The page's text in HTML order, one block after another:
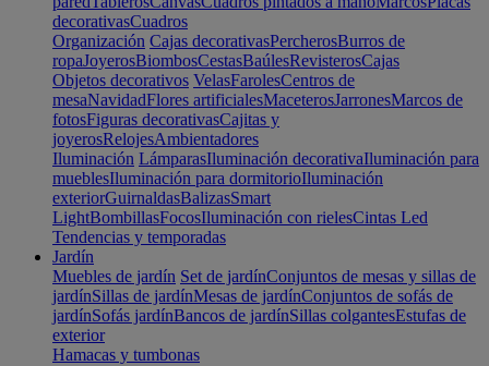
decorativasCuadros
Organización Cajas decorativasPercherosBurros de
ropaJoyerosBiombosCestasBaúlesRevisterosCajas
Objetos decorativos VelasFarolesCentros de
mesaNavidadFlores artificialesMaceterosJarronesMarcos de
fotosFiguras decorativasCajitas y
joyerosRelojesAmbientadores
Iluminación LámparasIluminación decorativaIluminación para
mueblesIluminación para dormitorioIluminación
exteriorGuirnaldasBalizasSmart
LightBombillasFocosIluminación con rielesCintas Led
Tendencias y temporadas
Jardín
Muebles de jardín Set de jardínConjuntos de mesas y sillas de
jardínSillas de jardínMesas de jardínConjuntos de sofás de
jardínSofás jardínBancos de jardínSillas colgantesEstufas de
exterior
Hamacas y tumbonas